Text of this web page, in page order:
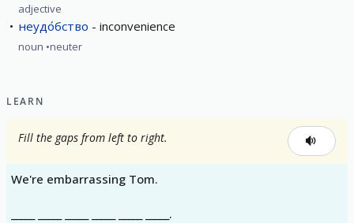
adjective
неудо́бство inconvenience
noun neuter
LEARN
Fill the gaps from left to right.
We're embarrassing Tom.
_____ _____ _____ _____ _____ _____.